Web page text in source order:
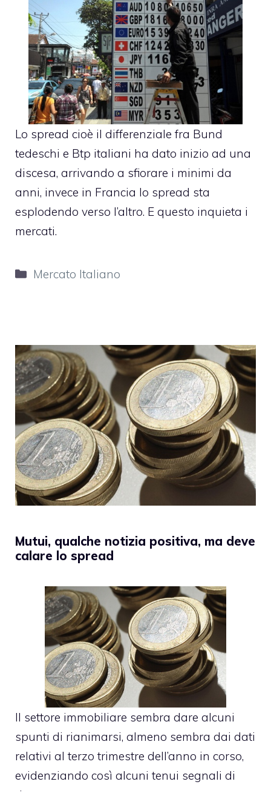
Lo spread cioè il differenziale fra Bund
tedeschi e Btp italiani ha dato inizio ad una
discesa, arrivando a sfiorare i minimi da
anni, invece in Francia lo spread sta
esplodendo verso l’altro. E questo inquieta i
mercati.
Categorie
Mercato Italiano
Mutui, qualche notizia positiva, ma deve
calare lo spread
Il settore immobiliare sembra dare alcuni
spunti di rianimarsi, almeno sembra dai dati
relativi al terzo trimestre dell’anno in corso,
evidenziando così alcuni tenui segnali di